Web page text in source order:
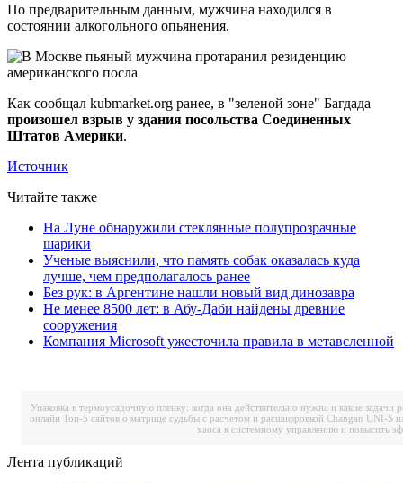
По предварительным данным, мужчина находился в
состоянии алкогольного опьянения.
Как сообщал kubmarket.org ранее, в "зеленой зоне" Багдада
произошел взрыв у здания посольства Соединенных
Штатов Америки.
Источник
Читайте также
На Луне обнаружили стеклянные полупрозрачные
шарики
Ученые выяснили, что память собак оказалась куда
лучше, чем предполагалось ранее
Без рук: в Аргентине нашли новый вид динозавра
Не менее 8500 лет: в Абу-Даби найдены древние
сооружения
Компания Microsoft ужесточила правила в метавсленной
Упаковка в термоусадочную пленку: когда она действительно нужна и какие задачи
онлайн Топ-5 сайтов о матрице судьбы с расчетом и расшифровкой Changan UNI-S
хаоса к системному управлению и повысить
Лента публикаций